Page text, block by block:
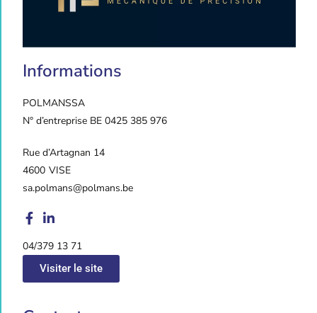
Informations
POLMANSSA
N° d’entreprise BE 0425 385 976
Rue d’Artagnan 14
4600 VISE
sa.polmans@polmans.be
04/379 13 71
Visiter le site